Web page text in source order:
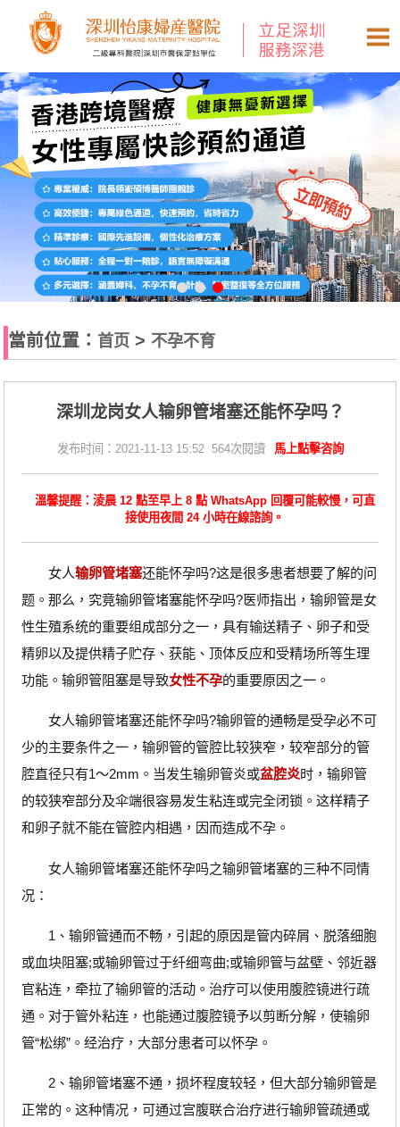
當前位置： 首页 > 不孕不育
深圳龙岗女人输卵管堵塞还能怀孕吗？
发布时间：2021-11-13 15:52 564次閱讀 馬上點擊咨詢
溫馨提醒：淩晨 12 點至早上 8 點 WhatsApp 回覆可能較慢，可直
接使用夜間 24 小時在線諮詢。
女人输卵管堵塞还能怀孕吗?这是很多患者想要了解的问
题。那么，究竟输卵管堵塞能怀孕吗?医师指出，输卵管是女
性生殖系统的重要组成部分之一，具有输送精子、卵子和受
精卵以及提供精子贮存、获能、顶体反应和受精场所等生理
功能。输卵管阻塞是导致女性不孕的重要原因之一。
女人输卵管堵塞还能怀孕吗?输卵管的通畅是受孕必不可
少的主要条件之一，输卵管的管腔比较狭窄，较窄部分的管
腔直径只有1～2mm。当发生输卵管炎或盆腔炎时，输卵管
的较狭窄部分及伞端很容易发生粘连或完全闭锁。这样精子
和卵子就不能在管腔内相遇，因而造成不孕。
女人输卵管堵塞还能怀孕吗之输卵管堵塞的三种不同情
况：
1、输卵管通而不畅，引起的原因是管内碎屑、脱落细胞
或血块阻塞;或输卵管过于纤细弯曲;或输卵管与盆壁、邻近器
官粘连，牵拉了输卵管的活动。治疗可以使用腹腔镜进行疏
通。对于管外粘连，也能通过腹腔镜予以剪断分解，使输卵
管“松绑”。经治疗，大部分患者可以怀孕。
2、输卵管堵塞不通，损坏程度较轻，但大部分输卵管是
正常的。这种情况，可通过宫腹联合治疗进行输卵管疏通或